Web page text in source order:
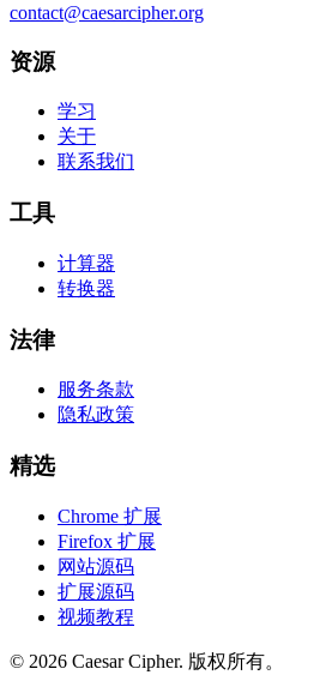
contact@caesarcipher.org
资源
学习
关于
联系我们
工具
计算器
转换器
法律
服务条款
隐私政策
精选
Chrome 扩展
Firefox 扩展
网站源码
扩展源码
视频教程
© 2026 Caesar Cipher. 版权所有。